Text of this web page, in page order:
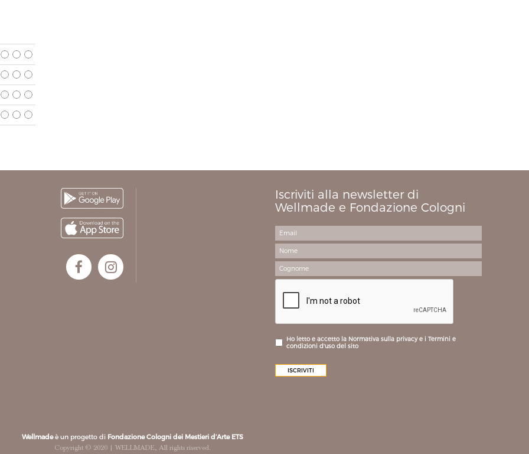
Iscriviti alla newsletter di
Wellmade e Fondazione Cologni
Ho letto e accetto la Normativa sulla privacy e i Termini e
condizioni d'uso del sito
Wellmadeè un progetto di Fondazione Cologni dei Mestieri d’Arte ETS
Copyright © 2020 | WELLMADE, All rights riserved.